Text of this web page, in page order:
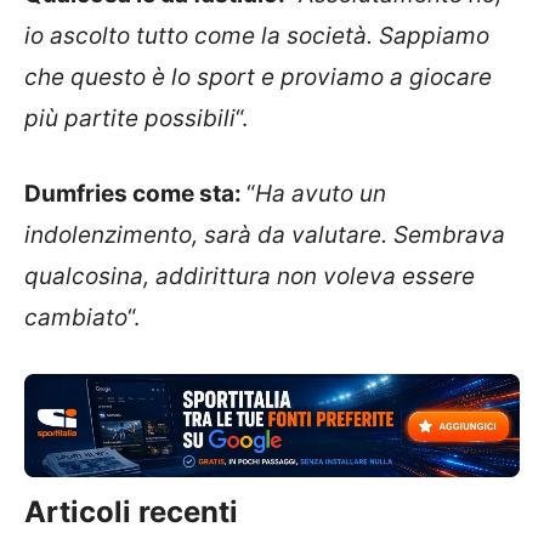
io ascolto tutto come la società. Sappiamo
che questo è lo sport e proviamo a giocare
più partite possibili“.
Dumfries come sta: “Ha avuto un
indolenzimento, sarà da valutare. Sembrava
qualcosina, addirittura non voleva essere
cambiato“.
Articoli recenti